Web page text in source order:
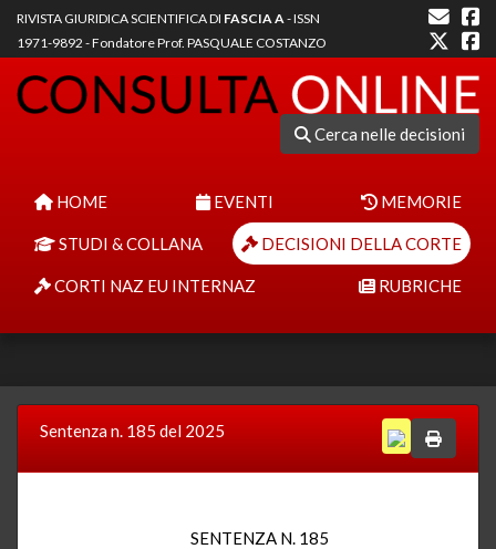
RIVISTA GIURIDICA SCIENTIFICA DI FASCIA A- ISSN
1971-9892 - Fondatore Prof. PASQUALE COSTANZO
Cerca nelle decisioni
HOME EVENTI MEMORIE
STUDI & COLLANA DECISIONI DELLA CORTE
CORTI NAZ EU INTERNAZ RUBRICHE
Sentenza n. 185 del 2025
SENTENZA N. 185